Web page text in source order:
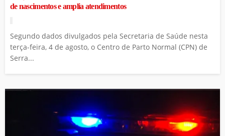
de nascimentos e amplia atendimentos
Segundo dados divulgados pela Secretaria de Saúde nesta
terça-feira, 4 de agosto, o Centro de Parto Normal (CPN) de
Serra...